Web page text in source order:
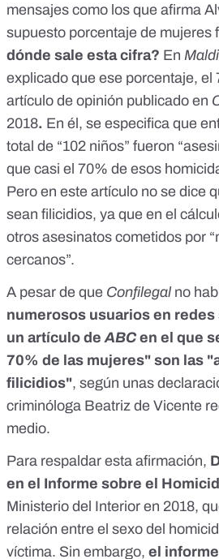
mensajes como los que afirma
supuesto porcentaje de mujeres
dónde sale esta cifra? En
explicado que ese porcentaje, el
artículo de opinión publicado en
2018. En él, se especifica que
total de “102 niños” fueron
que casi el 70% de esos
Pero en este artículo no se dice
sean filicidios, ya que en el
otros asesinatos cometidos por
cercanos”.
A pesar de que Confilegalno
numerosos usuarios en
un artículo de ABC en el que
70% de las mujeres" son las
filicidios", según unas
criminóloga Beatriz de Vicente
medio.
Para respaldar esta afirmación,
en el Informe sobre el
Ministerio del Interior en 2018,
relación entre el sexo del
víctima. Sin embargo, el